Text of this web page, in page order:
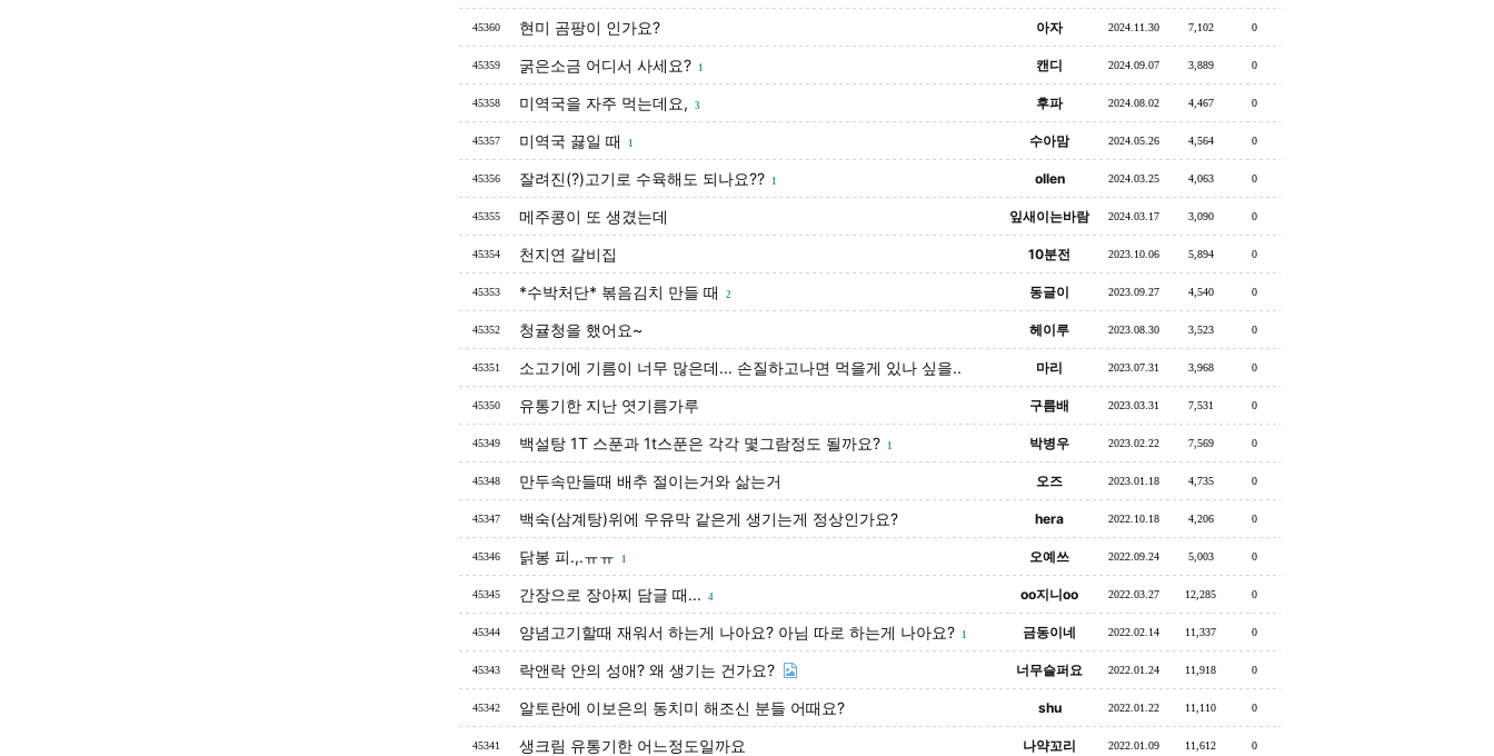
45360 현미 곰팡이 인가요? 아자 2024.11.30 7,102 0
45359 굵은소금 어디서 사세요? 1 캔디 2024.09.07 3,889 0
45358 미역국을 자주 먹는데요, 3 후파 2024.08.02 4,467 0
45357 미역국 끓일 때 1 수아맘 2024.05.26 4,564 0
45356 잘려진(?)고기로 수육해도 되나요?? 1 ollen 2024.03.25 4,063 0
45355 메주콩이 또 생겼는데 잎새이는바람 2024.03.17 3,090 0
45354 천지연 갈비집 10분전 2023.10.06 5,894 0
45353 *수박처단* 볶음김치 만들 때 2 동글이 2023.09.27 4,540 0
45352 청귤청을 했어요~ 헤이루 2023.08.30 3,523 0
45351 소고기에 기름이 너무 많은데... 손질하고나면 먹을게 있나 싶을.. 마리 2023.07.31 3,968 0
45350 유통기한 지난 엿기름가루 구름배 2023.03.31 7,531 0
45349 백설탕 1T 스푼과 1t스푼은 각각 몇그람정도 될까요? 1 박병우 2023.02.22 7,569 0
45348 만두속만들때 배추 절이는거와 삶는거 오즈 2023.01.18 4,735 0
45347 백숙(삼계탕)위에 우유막 같은게 생기는게 정상인가요? hera 2022.10.18 4,206 0
45346 닭봉 피.,.ㅠㅠ 1 오예쓰 2022.09.24 5,003 0
45345 간장으로 장아찌 담글 때... 4 oo지니oo 2022.03.27 12,285 0
45344 양념고기할때 재워서 하는게 나아요? 아님 따로 하는게 나아요? 1 금동이네 2022.02.14 11,337 0
45343 락앤락 안의 성애? 왜 생기는 건가요? 너무슬퍼요 2022.01.24 11,918 0
45342 알토란에 이보은의 동치미 해조신 분들 어때요? shu 2022.01.22 11,110 0
45341 생크림 유통기한 어느정도일까요 나약꼬리 2022.01.09 11,612 0